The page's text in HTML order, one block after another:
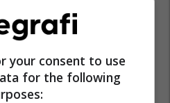
your consent to use
for the following